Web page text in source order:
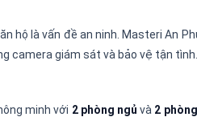
hộ là vấn đề an ninh. Masteri An
camera giám sát và bảo vệ tận tình.
minh với 2 phòng ngủ và 2